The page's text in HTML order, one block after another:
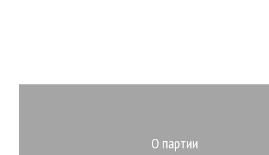
О партии